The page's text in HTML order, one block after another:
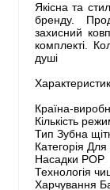
Якісна та
бренду.
захисний
комплекті.
душі
Країна-
Кількість
Тип Зубна
Категорія Для
Насадки POP
Технологія
Харчування